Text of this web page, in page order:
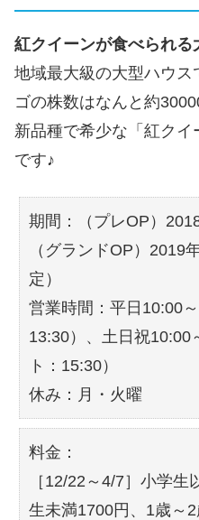
紅クイーンが食べられる
地域最大級の大型ハウ
ゴの株数はなんと約
新品種で希少な「紅ク
です♪
期間：（プレOP）
（グランドOP）2019
定）
営業時間：平日10:00
13:30）、土日祝10:00
ト：15:30）
休み：月・火曜
料金：
［12/22～4/7］小学
生未満1700円、1歳～